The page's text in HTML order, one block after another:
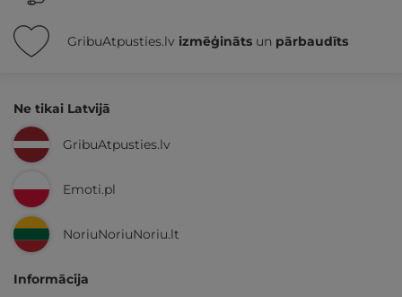
GribuAtpusties.lv izmēģināts un pārbaudīts
Ne tikai Latvijā
GribuAtpusties.lv
Emoti.pl
NoriuNoriuNoriu.lt
Informācija